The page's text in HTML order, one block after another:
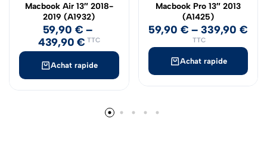
Achat rapide
Macbook Air 13″ 2018-
2019 (A1932)
59,90 € –
439,90€ TTC
Achat rapide
Macbook Pro 13″ 2013
(A1425)
59,90 € –339,90 €
TTC